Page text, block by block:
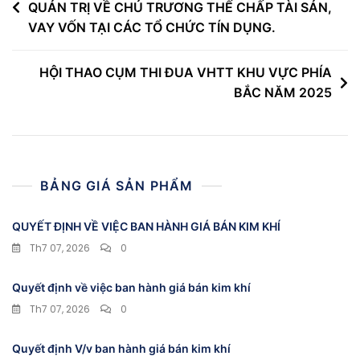
hướng
bài
QUẢN TRỊ VỀ CHỦ TRƯƠNG THẾ CHẤP TÀI SẢN,
VAY VỐN TẠI CÁC TỔ CHỨC TÍN DỤNG.
HỘI THAO CỤM THI ĐUA VHTT KHU VỰC PHÍA
BẮC NĂM 2025
BẢNG GIÁ SẢN PHẨM
QUYẾT ĐỊNH VỀ VIỆC BAN HÀNH GIÁ BÁN KIM KHÍ
Th7 07, 2026
0
Quyết định về việc ban hành giá bán kim khí
Th7 07, 2026
0
Quyết định V/v ban hành giá bán kim khí